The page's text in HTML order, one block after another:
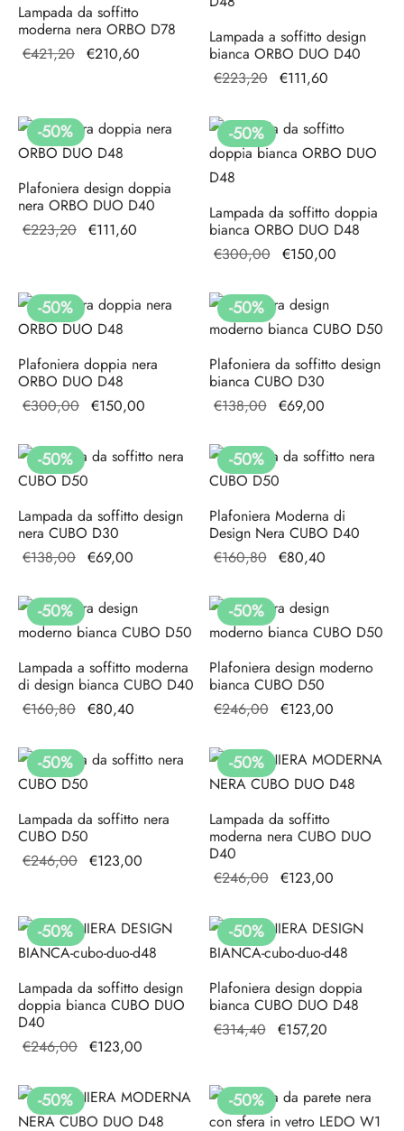
Lampada da soffitto
moderna nera ORBO D78
€421,20 Il prezzo
€421,20.
€210,60
Lampada a soffitto design
bianca ORBO DUO D40
€223,20 Il prezzo
era:
€223,20.
€111,60
è:
€111,60.
-50%
Plafoniera design doppia
nera ORBO DUO D40
€223,20 Il prezzo
€223,20.
€111,60
-50%
Lampada da soffitto doppia
bianca ORBO DUO D48
€300,00 Il prezzo
era:
€300,00.
€150,00
-50%
Plafoniera doppia nera
ORBO DUO D48
€300,00 Il prezzo
era:
€150,00
€150,00.
-50%
Plafoniera da soffitto design
bianca CUBO D30
€138,00 Il prezzo
era:
€138,00.
€69,00
attuale
-50%
Lampada da soffitto design
nera CUBO D30
€138,00 Il prezzo
era:
€138,00.
€69,00
attuale
è:
-50%
Plafoniera Moderna di
Design Nera CUBO D40
€160,80 Il prezzo
era:
€160,80.
€80,40
attuale
è:
-50%
Lampada a soffitto moderna
di design bianca CUBO D40
€160,80 Il prezzo
era:
€160,80.
€80,40
attuale
-50%
Plafoniera design moderno
bianca CUBO D50
€246,00 Il prezzo
era:
€246,00.
€123,00
€123,00.
-50%
Lampada da soffitto nera
CUBO D50
€246,00 Il prezzo
€246,00.
€123,00
-50%
Lampada da soffitto
moderna nera CUBO DUO
D40
€246,00 Il prezzo
era:
€246,00.
€123,00
€123,00.
-50%
Lampada da soffitto design
doppia bianca CUBO DUO
D40
€246,00 Il prezzo
era:
€246,00.
€123,00
€123,00.
-50%
Plafoniera design doppia
bianca CUBO DUO D48
€314,40 Il prezzo
€314,40.
€157,20
€157,20.
-50% -50%